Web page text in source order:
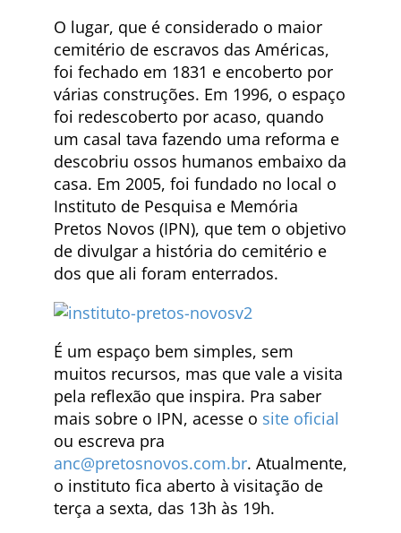
O lugar, que é considerado o maior
cemitério de escravos das Américas,
foi fechado em 1831 e encoberto por
várias construções. Em 1996, o espaço
foi redescoberto por acaso, quando
um casal tava fazendo uma reforma e
descobriu ossos humanos embaixo da
casa. Em 2005, foi fundado no local o
Instituto de Pesquisa e Memória
Pretos Novos (IPN), que tem o objetivo
de divulgar a história do cemitério e
dos que ali foram enterrados.
É um espaço bem simples, sem
muitos recursos, mas que vale a visita
pela reflexão que inspira. Pra saber
mais sobre o IPN, acesse o site oficial
ou escreva pra
anc@pretosnovos.com.br. Atualmente,
o instituto fica aberto à visitação de
terça a sexta, das 13h às 19h.